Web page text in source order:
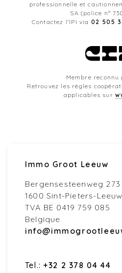
professionnelle et
SA (police n°
Contactez l'IPI via 02 505
Membre reconnu
Retrouvez les règles
applicables sur
Immo Groot Leeuw
Bergensesteenweg 273
1600 Sint-Pieters-Leeuw
TVA BE 0419 759 085
Belgique
Tel.: +32 2 378 04 44